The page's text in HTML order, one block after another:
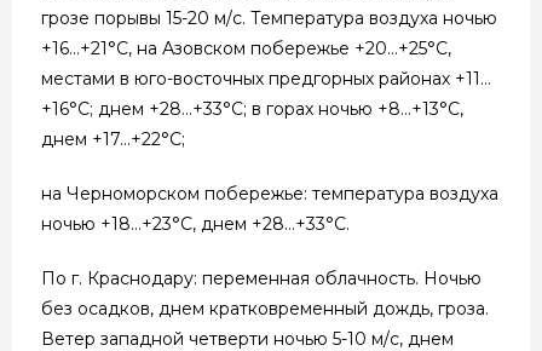
грозе порывы 15-20 м/с. Температура воздуха ночью
+16…+21°С, на Азовском побережье +20…+25°С,
местами в юго-восточных предгорных районах +11…
+16°С; днем +28…+33°С; в горах ночью +8…+13°С,
днем +17…+22°С;
на Черноморском побережье: температура воздуха
ночью +18…+23°С, днем +28…+33°С.
По г. Краснодару: переменная облачность. Ночью
без осадков, днем кратковременный дождь, гроза.
Ветер западной четверти ночью 5-10 м/с, днем